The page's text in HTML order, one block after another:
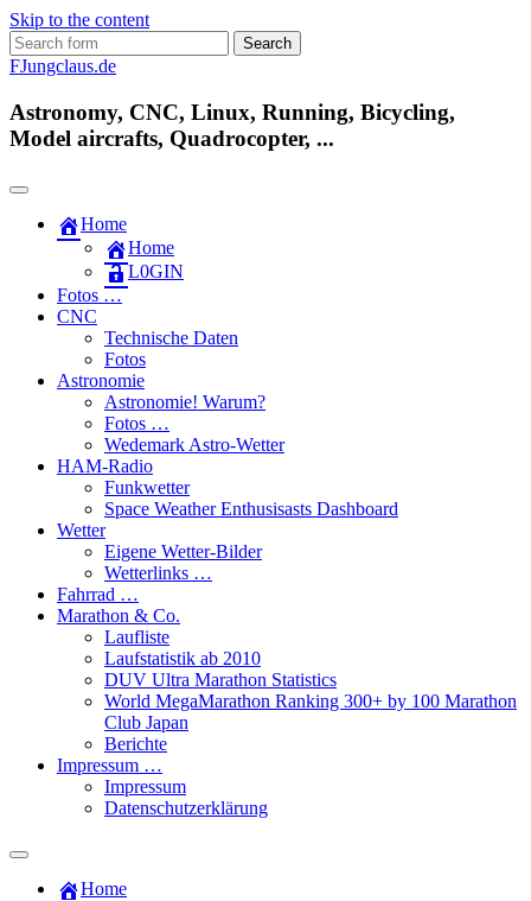
Skip to the content
Search
for:
FJungclaus.de
Astronomy, CNC, Linux, Running, Bicycling,
Model aircrafts, Quadrocopter, ...
Home
Home
L​0​​GIN
Fotos …
CNC
Technische Daten
Fotos
Astronomie
Astronomie! Warum?
Fotos …
Wedemark Astro-Wetter
HAM-Radio
Funkwetter
Space Weather Enthusisasts Dashboard
Wetter
Eigene Wetter-Bilder
Wetterlinks …
Fahrrad …
Marathon & Co.
Laufliste
Laufstatistik ab 2010
DUV Ultra Marathon Statistics
World MegaMarathon Ranking 300+ by 100 Marathon
Club Japan
Berichte
Impressum …
Impressum
Datenschutzerklärung
Toggle
Home